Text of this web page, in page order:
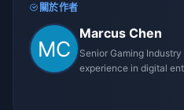
關於作者
Marcus Chen
Senior Gaming
experience in digital